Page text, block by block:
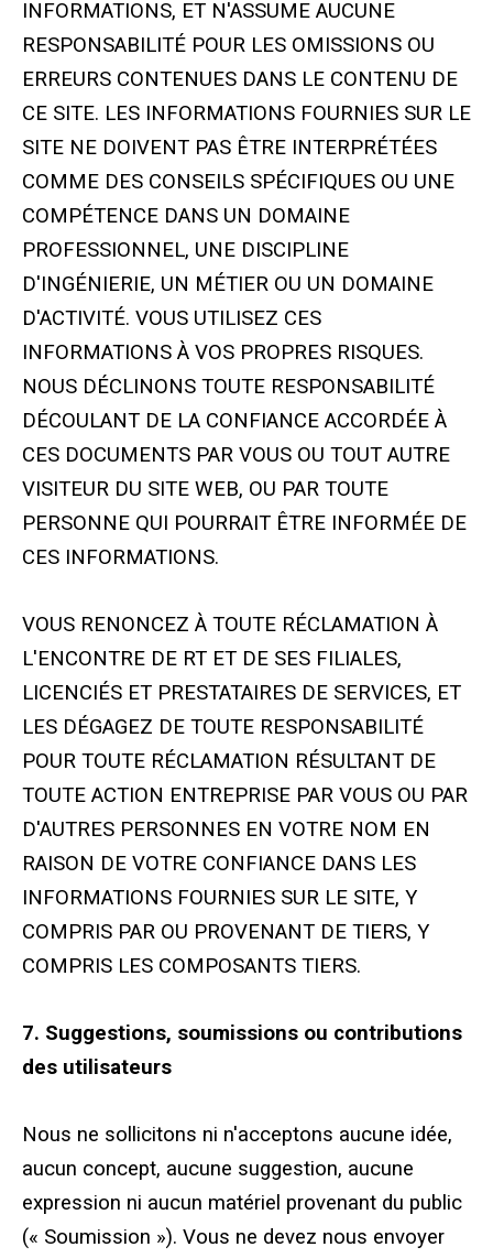
INFORMATIONS, ET N'ASSUME AUCUNE
RESPONSABILITÉ POUR LES OMISSIONS OU
ERREURS CONTENUES DANS LE CONTENU DE
CE SITE. LES INFORMATIONS FOURNIES SUR LE
SITE NE DOIVENT PAS ÊTRE INTERPRÉTÉES
COMME DES CONSEILS SPÉCIFIQUES OU UNE
COMPÉTENCE DANS UN DOMAINE
PROFESSIONNEL, UNE DISCIPLINE
D'INGÉNIERIE, UN MÉTIER OU UN DOMAINE
D'ACTIVITÉ. VOUS UTILISEZ CES
INFORMATIONS À VOS PROPRES RISQUES.
NOUS DÉCLINONS TOUTE RESPONSABILITÉ
DÉCOULANT DE LA CONFIANCE ACCORDÉE À
CES DOCUMENTS PAR VOUS OU TOUT AUTRE
VISITEUR DU SITE WEB, OU PAR TOUTE
PERSONNE QUI POURRAIT ÊTRE INFORMÉE DE
CES INFORMATIONS.
VOUS RENONCEZ À TOUTE RÉCLAMATION À
L'ENCONTRE DE RT ET DE SES FILIALES,
LICENCIÉS ET PRESTATAIRES DE SERVICES, ET
LES DÉGAGEZ DE TOUTE RESPONSABILITÉ
POUR TOUTE RÉCLAMATION RÉSULTANT DE
TOUTE ACTION ENTREPRISE PAR VOUS OU PAR
D'AUTRES PERSONNES EN VOTRE NOM EN
RAISON DE VOTRE CONFIANCE DANS LES
INFORMATIONS FOURNIES SUR LE SITE, Y
COMPRIS PAR OU PROVENANT DE TIERS, Y
COMPRIS LES COMPOSANTS TIERS.
7. Suggestions, soumissions ou contributions
des utilisateurs
Nous ne sollicitons ni n'acceptons aucune idée,
aucun concept, aucune suggestion, aucune
expression ni aucun matériel provenant du public
(« Soumission »). Vous ne devez nous envoyer